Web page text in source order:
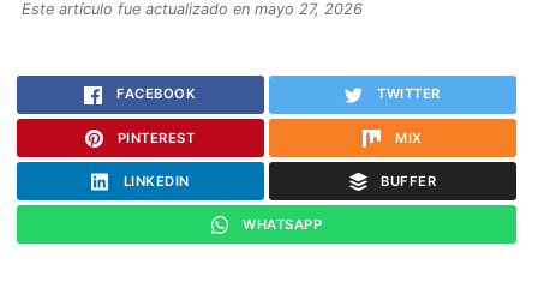
Este artículo fue actualizado en mayo 27, 2026
FACEBOOK TWITTER
PINTEREST MIX
LINKEDIN BUFFER
WHATSAPP